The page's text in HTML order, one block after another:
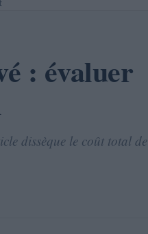
: évaluer
dissèque le coût total de